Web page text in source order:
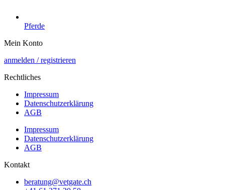
Pferde
Mein Konto
anmelden / registrieren
Rechtliches
Impressum
Datenschutzerklärung
AGB
Impressum
Datenschutzerklärung
AGB
Kontakt
beratung@vetgate.ch